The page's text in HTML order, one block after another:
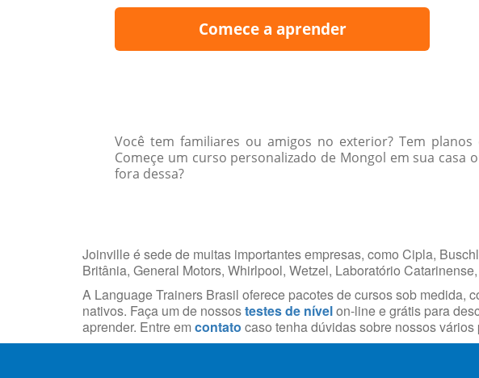
Comece a aprender
Você tem familiares ou amigos no exterior? Tem
Começe um curso personalizado de Mongol em sua
fora dessa?
Joinville é sede de muitas importantes empresas, como Cipla,
Britânia, General Motors, Whirlpool, Wetzel, Laboratório
A Language Trainers Brasil oferece pacotes de cursos sob medida,
nativos. Faça um de nossostestes de nívelon-line e grátis para
aprender. Entre em contato caso tenha dúvidas sobre nossos